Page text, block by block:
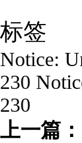
标签
Notice:
230
230
上一篇：